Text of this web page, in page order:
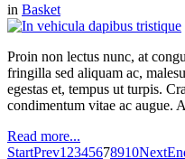
in Basket
Proin non lectus nunc, at
fringilla sed aliquam ac,
egestas et, tempus ut turpis.
condimentum vitae ac augue.
Read more...
StartPrev1 2345678910Next